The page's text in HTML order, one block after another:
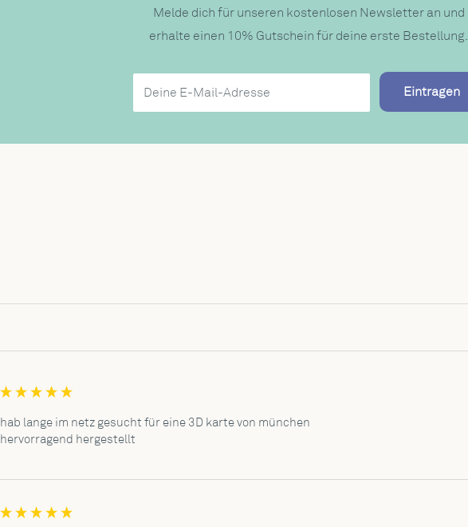
Melde dich für unseren kostenlosen Newsletter an und
erhalte einen 10% Gutschein für deine erste Bestellung.
Deine E-Mail-Adresse Eintragen
hab lange im netz gesucht für eine 3D karte von münchen
hervorragend hergestellt